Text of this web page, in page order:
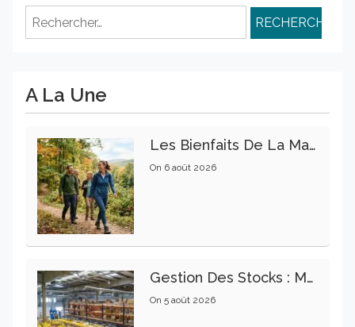
Rechercher :
A La Une
Les Bienfaits De La Marche Sur La Santé Physique Et Mentale
On 6 août 2026
Gestion Des Stocks : Meilleures Pratiques Intralogistiques
On 5 août 2026